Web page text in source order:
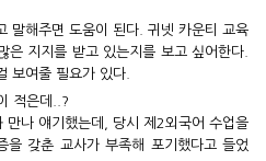
말해주면 도움이 된다. 귀넷 카운티 교육
은 지지를 받고 있는지를 보고 싶어한다.
보여줄 필요가 있다.
적은데..?
만나 얘기했는데, 당시 제2외 국어 수업을
을 갖춘 교사가 부족해 포기했다고 들었